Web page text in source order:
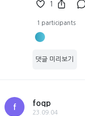
1
1 participants
댓글 미리보기
f
foqp
23.09.04